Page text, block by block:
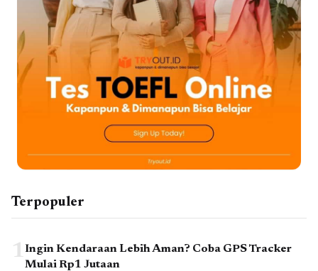
Terpopuler
1Ingin Kendaraan Lebih Aman? Coba GPS Tracker
Mulai Rp1 Jutaan